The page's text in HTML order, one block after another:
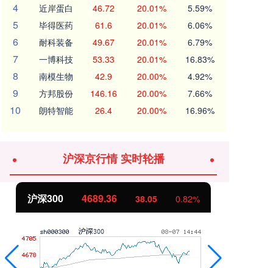
4 近岸蛋白 46.72 20.01% 5.59%
5 毕得医药 61.6 20.01% 6.06%
6 耐科装备 49.67 20.01% 6.79%
7 一博科技 53.33 20.01% 16.83%
8 南模生物 42.9 20.00% 4.92%
9 方邦股份 146.16 20.00% 7.66%
10 朗特智能 26.4 20.00% 16.96%
沪深京行情 实时轮播
北证50 1134.92 12.05 1.07%